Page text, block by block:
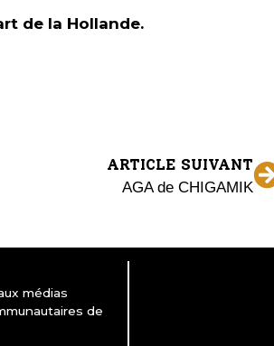
de la Hollande.
ARTICLE SUIVANT
AGA de CHIGAMIK
médias
de